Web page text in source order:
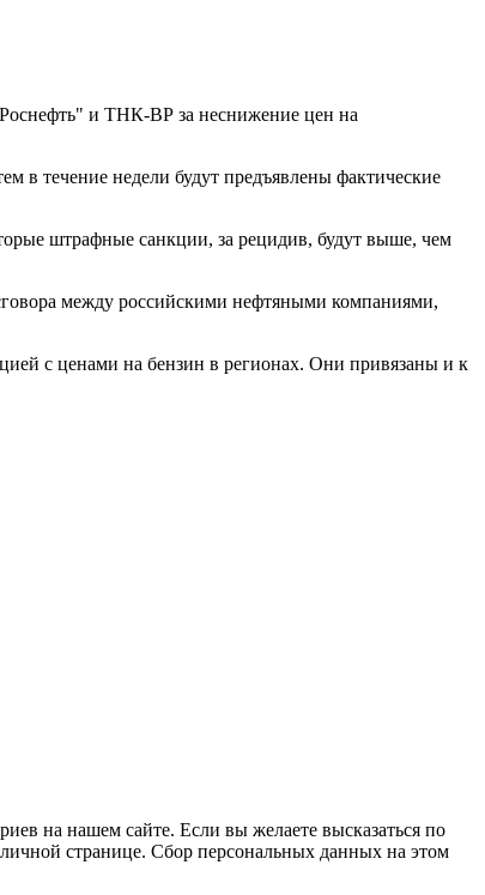
и ТНК-ВР за неснижение цен на
в течение недели будут предъявлены фактические
штрафные санкции, за рецидив, будут выше, чем
между российскими нефтяными компаниями,
с ценами на бензин в регионах. Они привязаны и к
на нашем сайте. Если вы желаете высказаться по
странице. Сбор персональных данных на этом